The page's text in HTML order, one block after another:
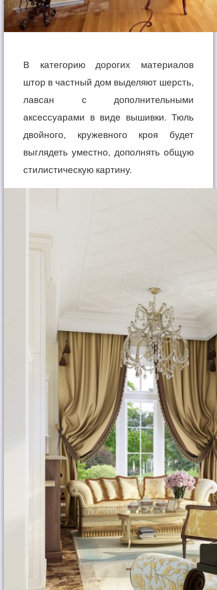
В категорию дорогих материалов
штор в частный дом выделяют шерсть,
лавсан с дополнительными
аксессуарами в виде вышивки. Тюль
двойного, кружевного кроя будет
выглядеть уместно, дополнять общую
стилистическую картину.